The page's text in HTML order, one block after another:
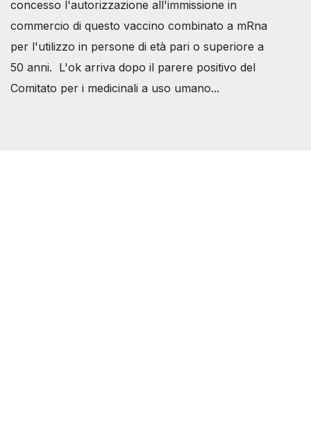
concesso l'autorizzazione all'immissione in
commercio di questo vaccino combinato a mRna
per l'utilizzo in persone di età pari o superiore a
50 anni. L'ok arriva dopo il parere positivo del
Comitato per i medicinali a uso umano...